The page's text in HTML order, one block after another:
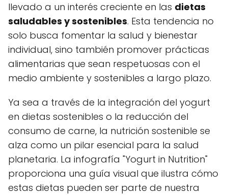
llevado a un interés creciente en las dietas
saludables y sostenibles. Esta tendencia no
solo busca fomentar la salud y bienestar
individual, sino también promover prácticas
alimentarias que sean respetuosas con el
medio ambiente y sostenibles a largo plazo.
Ya sea a través de la integración del yogurt
en dietas sostenibles o la reducción del
consumo de carne, la nutrición sostenible se
alza como un pilar esencial para la salud
planetaria. La infografía "Yogurt in Nutrition"
proporciona una guía visual que ilustra cómo
estas dietas pueden ser parte de nuestra